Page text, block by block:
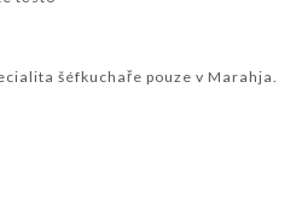
šéfkuchaře pouze v Marahja.